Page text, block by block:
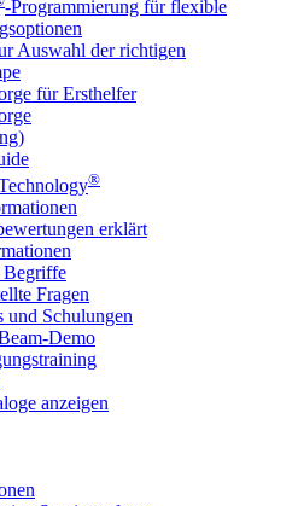
-Programmierung für flexible
Auswahl der richtigen
für Ersthelfer
®
erklärt
Begriffe
Fragen
und Schulungen
Demo
anzeigen